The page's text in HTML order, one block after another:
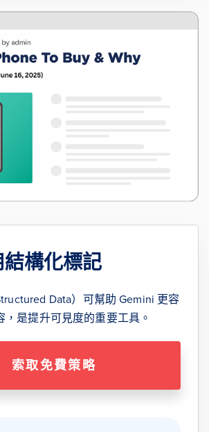
構化標記
Data）可幫助 Gemini 更容
，是提升可見度的重要工具。
索取免費策略